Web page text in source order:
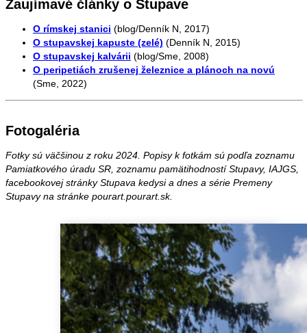
Zaujímavé články o Stupave
O rímskej stanici (blog/Denník N, 2017)
O stupavskej kapuste (zelé) (Denník N, 2015)
O stupavskej kalvárii (blog/Sme, 2008)
O peripetiách zrušenej železnice a plánoch na novú
(Sme, 2022)
Fotogaléria
Fotky sú väčšinou z roku 2024. Popisy k fotkám sú podľa zoznamu
Pamiatkového úradu SR, zoznamu pamätihodností Stupavy, IAJGS,
facebookovej stránky Stupava kedysi a dnes a série Premeny
Stupavy na stránke pourart.pourart.sk.